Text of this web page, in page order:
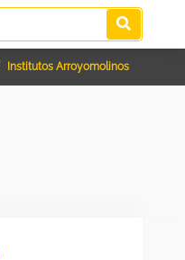
Institutos Arroyomolinos